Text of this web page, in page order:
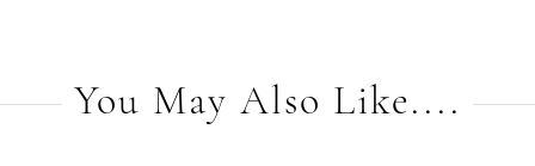
You May Also Like....